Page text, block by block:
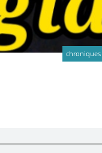
chroniques